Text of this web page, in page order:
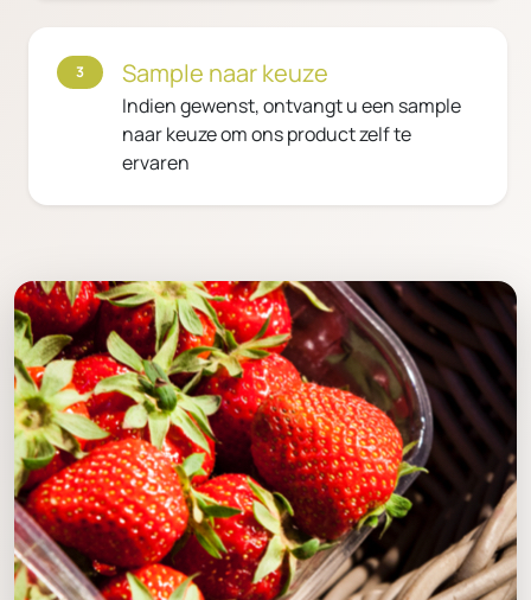
3 Sample naar keuze
Indien gewenst, ontvangt u een sample
naar keuze om ons product zelf te
ervaren